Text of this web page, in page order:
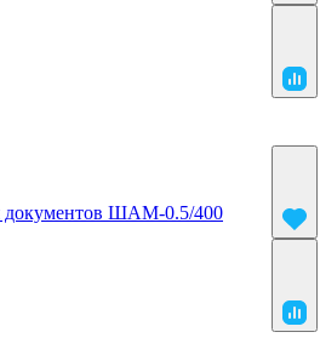
документов ШАМ-0.5/400